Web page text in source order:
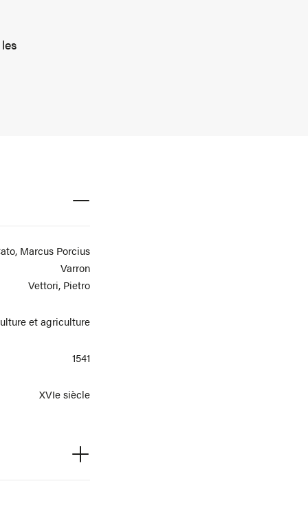
Marcus Porcius
Varron
Vettori, Pietro
et agriculture
1541
XVIe siècle